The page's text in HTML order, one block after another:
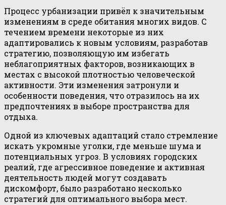
Процесс урбанизации привёл к значительным
изменениям в среде обитания многих видов. С
течением времени некоторые из них
адаптировались к новым условиям, разработав
стратегию, позволяющую им избегать
неблагоприятных факторов, возникающих в
местах с высокой плотностью человеческой
активности. Эти изменения затронули и
особенности поведения, что отразилось на их
предпочтениях в выборе пространства для
отдыха.
Одной из ключевых адаптаций стало стремление
искать укромные уголки, где меньше шума и
потенциальных угроз. В условиях городских
реалий, где агрессивное поведение и активная
деятельность людей могут создавать
дискомфорт, было разработано несколько
стратегий для оптимального выбора мест.